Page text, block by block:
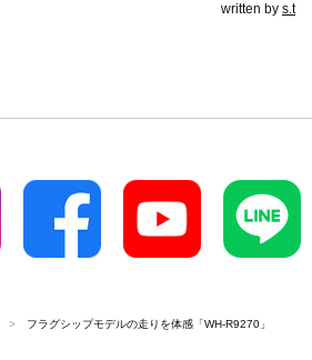
written by s.t
フラグシップモデルの走りを体感「WH-R9270」